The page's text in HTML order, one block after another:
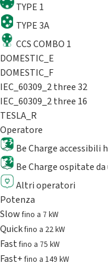
TYPE 1
TYPE 3A
CCS COMBO 1
DOMESTIC_E
DOMESTIC_F
IEC_60309_2 three 32
IEC_60309_2 three 16
TESLA_R
Operatore
Be Charge accessibili
Be Charge ospitate
Altri operatori
Potenza
Slowfino a 7 kW
Quickfino a 22 kW
Fastfino a 75 kW
Fast+fino a 149 kW